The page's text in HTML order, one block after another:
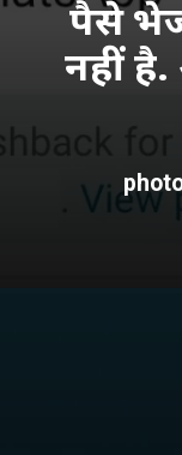
पैसे
नहीं